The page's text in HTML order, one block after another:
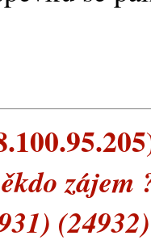
zájem
(24932)